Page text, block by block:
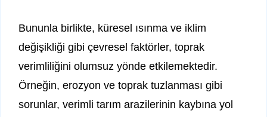
Bununla birlikte, küresel ısınma ve iklim
değişikliği gibi çevresel faktörler, toprak
verimliliğini olumsuz yönde etkilemektedir.
Örneğin, erozyon ve toprak tuzlanması gibi
sorunlar, verimli tarım arazilerinin kaybına yol